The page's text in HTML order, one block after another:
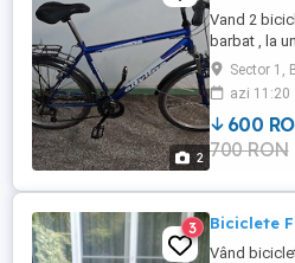
2
Vand 2
barbat , la
fabricate
vitexe si
Sector 1,
azi 11:20
600
700 RON
3 Biciclete
Vând